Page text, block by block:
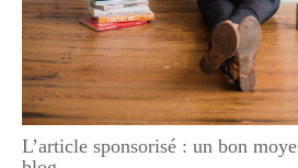
L’article sponsorisé : un bon